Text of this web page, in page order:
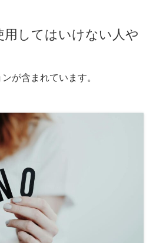
用してはいけない人や
が含まれています。